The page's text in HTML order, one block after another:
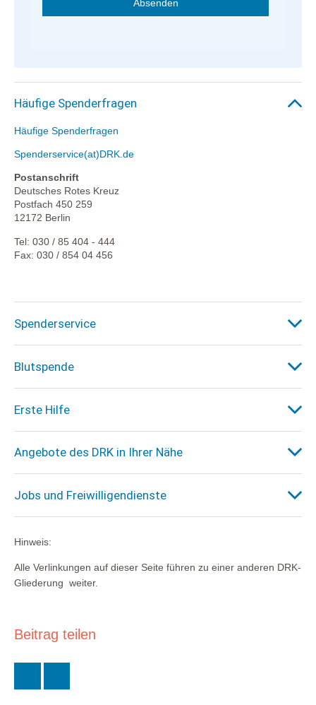
Häufige Spenderfragen
Häufige Spenderfragen
Spenderservice(at)DRK.de
Postanschrift
Deutsches Rotes Kreuz
Postfach 450 259
12172 Berlin
Tel: 030 / 85 404 - 444
Fax: 030 / 854 04 456
Spenderservice
Blutspende
Erste Hilfe
Angebote des DRK in Ihrer Nähe
Jobs und Freiwilligendienste
Hinweis:
Alle Verlinkungen auf dieser Seite führen zu einer anderen DRK-
Gliederung weiter.
Beitrag teilen